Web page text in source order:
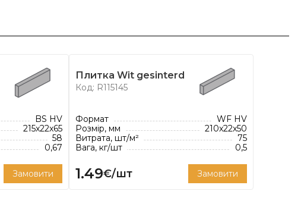
BS HV
215x22x65
58
0,67
Замовити
Плитка Wit gesinterd
Код: R115145
Формат
WF HV
Розмір, мм
210x22x50
Витрата, шт/м²
75
Вага, кг/шт
0,5
1.49€/шт Замовити